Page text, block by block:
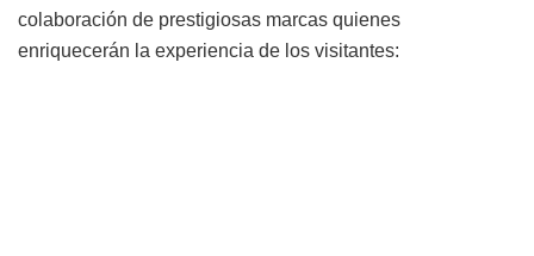
colaboración de prestigiosas marcas quienes
enriquecerán la experiencia de los visitantes: